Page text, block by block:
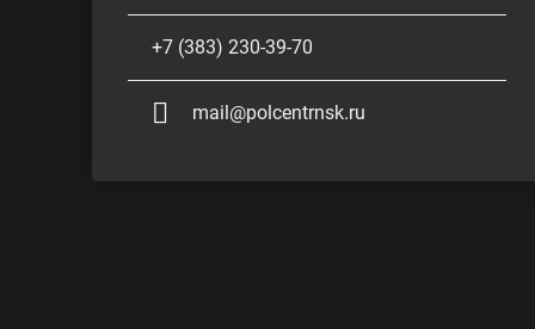
+7 (383) 230-39-70
mail@polcentrnsk.ru